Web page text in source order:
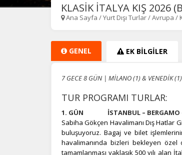
KLASİK İTALYA KIŞ 2026
Ana Sayfa /Yurt Dışı Turlar/Avrupa /
GENEL EK BİLGİLER
7 GECE 8 GÜN | MİLANO (1) & VENEDİK
TUR PROGRAMI TURLAR:
1. GÜN İSTANBUL – BERGAMO
Sabiha Gökçen Havalimanı Dış Hatlar
buluşuyoruz. Bagaj ve bilet
havalimanında bizleri bekleyen özel
tamamlanması yaklaşık 500 yılı alan